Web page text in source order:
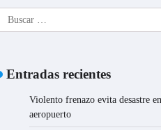
Buscar:
Entradas recientes
Violento frenazo evita desastre
aeropuerto